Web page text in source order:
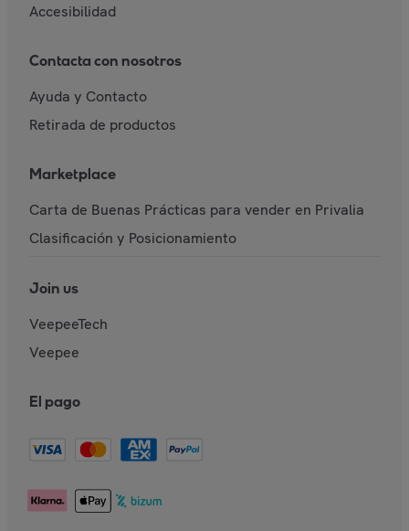
Accesibilidad
Contacta con nosotros
Ayuda y Contacto
Retirada de productos
Marketplace
Carta de Buenas Prácticas para vender en Privalia
Clasificación y Posicionamiento
Join us
VeepeeTech
Veepee
El pago